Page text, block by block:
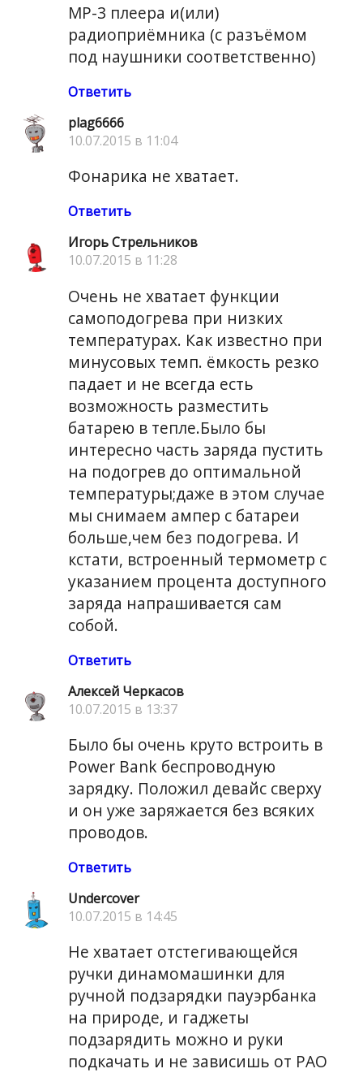
MP-3 плеера и(или)
радиоприёмника (с разъёмом
под наушники соответственно)
Ответить
plag6666
10.07.2015 в 11:04
Фонарика не хватает.
Ответить
Игорь Стрельников
10.07.2015 в 11:28
Очень не хватает функции
самоподогрева при низких
температурах. Как известно при
минусовых темп. ёмкость резко
падает и не всегда есть
возможность разместить
батарею в тепле.Было бы
интересно часть заряда пустить
на подогрев до оптимальной
температуры;даже в этом случае
мы снимаем ампер с батареи
больше,чем без подогрева. И
кстати, встроенный термометр с
указанием процента доступного
заряда напрашивается сам
собой.
Ответить
Алексей Черкасов
10.07.2015 в 13:37
Было бы очень круто встроить в
Power Bank беспроводную
зарядку. Положил девайс сверху
и он уже заряжается без всяких
проводов.
Ответить
Undercover
10.07.2015 в 14:45
Не хватает отстегивающейся
ручки динамомашинки для
ручной подзарядки пауэрбанка
на природе, и гаджеты
подзарядить можно и руки
подкачать и не зависишь от РАО